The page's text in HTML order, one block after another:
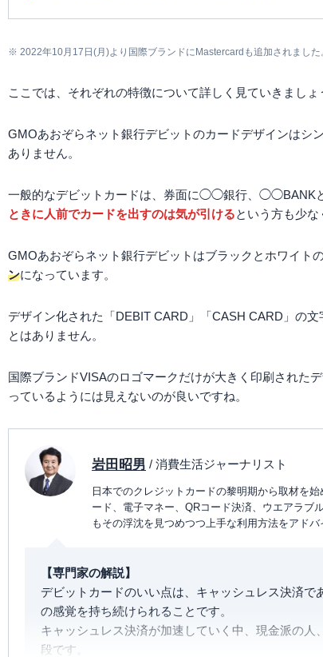
※ 2022年10月17日(月)より国際ブランドにMastercardも追加されました
ここでは、それぞれの特徴について詳しく見ていきまし
GMOあおぞらネット銀行デビットのカードデザインはシ
ありません。
一般的なデビットカードは、券面に◯◯銀行、◯◯BANK
ときに人前でカードを出すのは気が引けるという方も少な
GMOあおぞらネット銀行デビットはブラックとホワイト
ンになっています。
デザイン化された「DEBIT CARD」「CASH CARD」の
とはありません。
国際ブランドVISAのロゴマークだけが大きく印刷された
っているようには見えないのが良いですね。
岩田昭男 / 消費生活ジャーナリスト
日本でのクレジットカードの黎明期から取材を
ード、電子マネー、QRコード決済、ウエアラブ
もその浮沈を見つめつつ上手な利用方法をアドバ
【専門家の解説】
デビットカードのいい点は、キャッシュレス決済
の感覚を持ち続けられることです。
キャッシュレス決済が加速していく中、現金派の
段です。